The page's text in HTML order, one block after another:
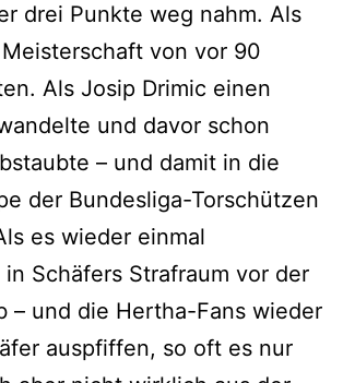
drei Punkte weg nahm. Als
von vor 90
Als Josip Drimic einen
und davor schon
– und damit in die
der Bundesliga-Torschützen
es wieder einmal
Schäfers Strafraum vor der
– und die Hertha-Fans wieder
auspfiffen, so oft es nur